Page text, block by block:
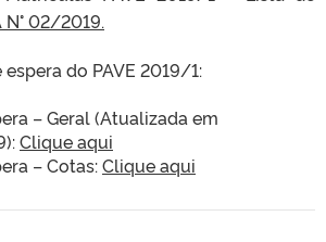
N° 02/2019.
do PAVE 2019/1:
– Geral (Atualizada em
Clique aqui
– Cotas:Clique aqui